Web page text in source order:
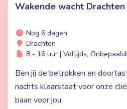
Wakende wacht Drachten
Nog 6 dagen
Drachten
8 - 16 uur | Voltijds,
Ben jij de betrokken en
nachts klaarstaat voor onze
baan voor jou.